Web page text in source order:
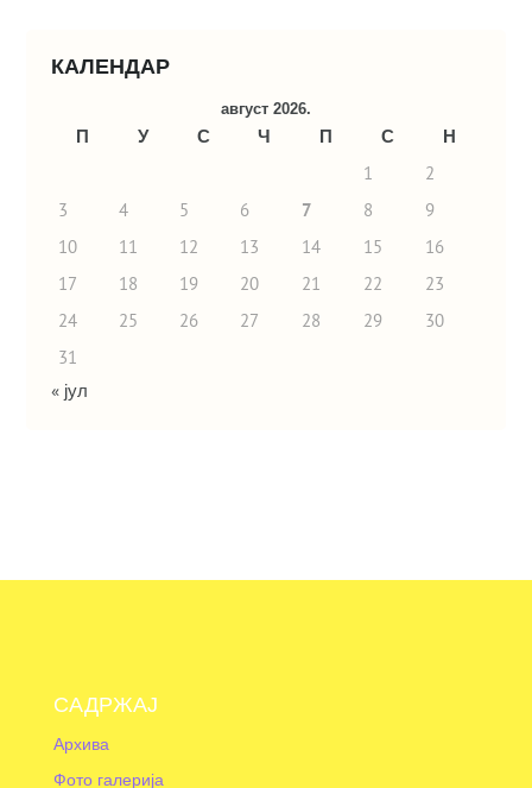
КАЛЕНДАР
август 2026.
П У С Ч П С
Н
1
2
3
4 5 6 7 8
9
10
11 12 13 14 15
16
17
18 19 20 21 22
23
24
25 26 27 28 29
30
31
« јул
САДРЖАЈ
Архива
Фото галерија